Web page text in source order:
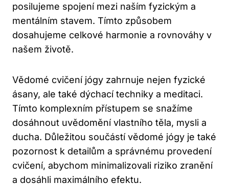
posilujeme spojení mezi naším fyzickým a
mentálním stavem. Tímto způsobem
dosahujeme celkové harmonie a rovnováhy v
našem životě.
Vědomé cvičení jógy zahrnuje nejen fyzické
ásany, ale také dýchací techniky a meditaci.
Tímto komplexním přístupem se snažíme
dosáhnout uvědomění vlastního těla, mysli a
ducha. Důležitou součástí vědomé jógy je také
pozornost k detailům a správnému provedení
cvičení, abychom minimalizovali riziko zranění
a dosáhli maximálního efektu.